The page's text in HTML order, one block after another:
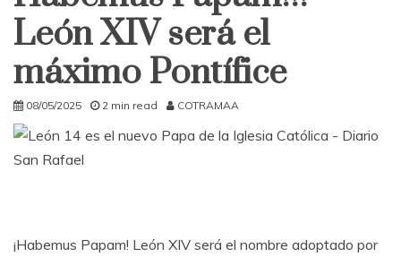
León XIV será el
máximo Pontífice
08/05/2025 2 min read COTRAMAA
¡Habemus Papam! León XIV será el nombre adoptado por